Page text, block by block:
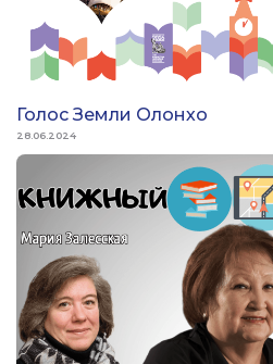
Голос Земли Олонхо
28.06.2024